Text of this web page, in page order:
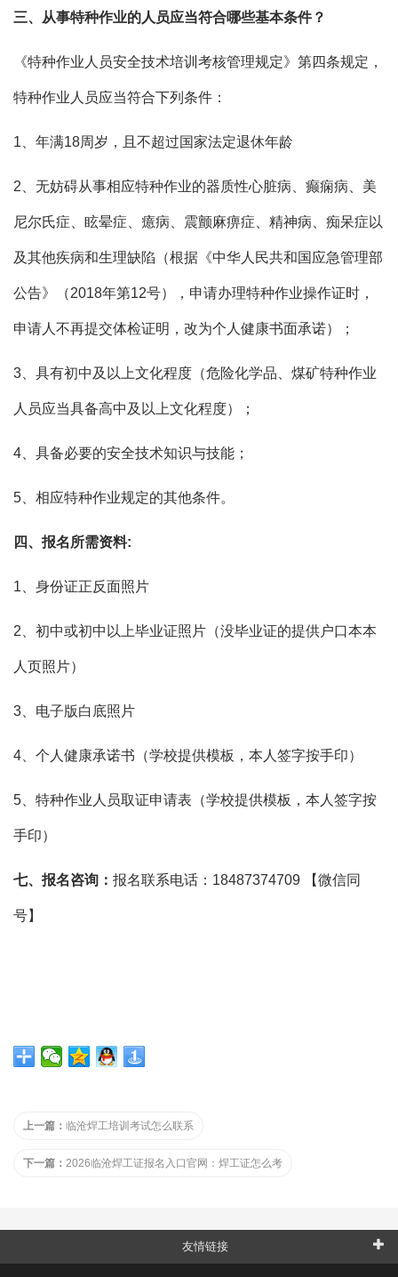
三、从事特种作业的人员应当符合哪些基本条件？
《特种作业人员安全技术培训考核管理规定》第四条规定，
特种作业人员应当符合下列条件：
1、年满18周岁，且不超过国家法定退休年龄
2、无妨碍从事相应特种作业的器质性心脏病、癫痫病、美
尼尔氏症、眩晕症、癔病、震颤麻痹症、精神病、痴呆症以
及其他疾病和生理缺陷（根据《中华人民共和国应急管理部
公告》（2018年第12号），申请办理特种作业操作证时，
申请人不再提交体检证明，改为个人健康书面承诺）；
3、具有初中及以上文化程度（危险化学品、煤矿特种作业
人员应当具备高中及以上文化程度）；
4、具备必要的安全技术知识与技能；
5、相应特种作业规定的其他条件。
四、报名所需资料:
1、身份证正反面照片
2、初中或初中以上毕业证照片（没毕业证的提供户口本本
人页照片）
3、电子版白底照片
4、个人健康承诺书（学校提供模板，本人签字按手印）
5、特种作业人员取证申请表（学校提供模板，本人签字按
手印）
七、报名咨询： 报名联系电话：18487374709 【微信同
号】
上一篇： 临沧焊工培训考试怎么联系
下一篇： 2026临沧焊工证报名入口官网：焊工证怎么考
友情链接